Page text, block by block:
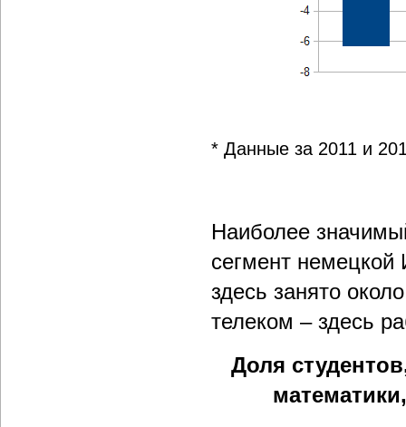
* Данные за 2011 и
Наиболее
сегмент немецкой
здесь занято
телеком – здесь
Доля